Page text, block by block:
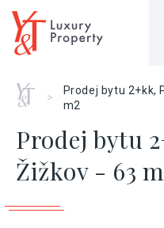
Home
>
Prodej bytu 2+kk,
m2
Prodej bytu
Žižkov - 63